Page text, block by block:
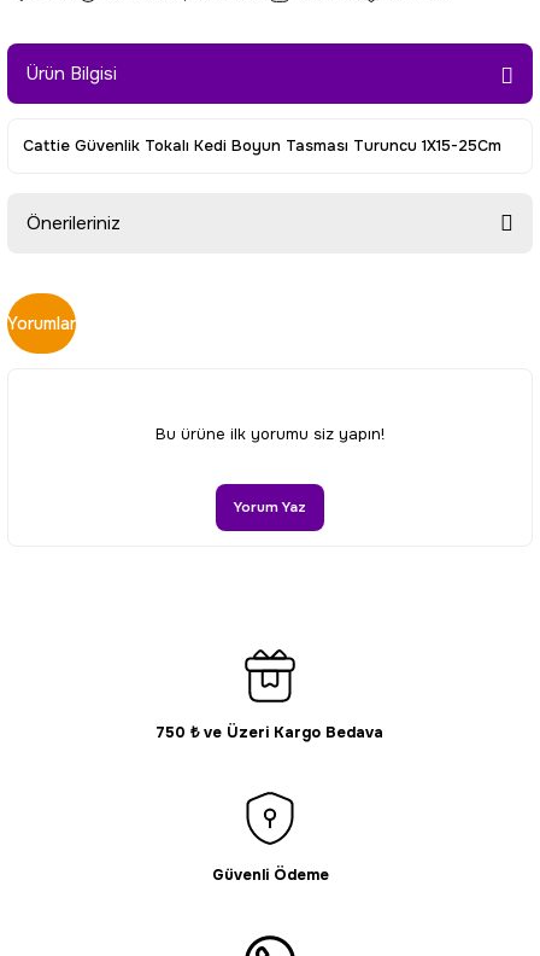
Ürün Bilgisi
Cattie Güvenlik Tokalı Kedi Boyun Tasması Turuncu 1X15-25Cm
Önerileriniz
Bu ürünün fiyat bilgisi, resim, ürün açıklamalarında ve diğer
konularda yetersiz gördüğünüz noktaları öneri formunu
kullanarak tarafımıza iletebilirsiniz.
Ürün resmi kalitesiz, bozuk veya görüntülenemiyor.
Ürün bilgilerinde hatalar bulunuyor.
Gönder
Yorumlar
Bu ürüne ilk yorumu siz yapın!
Yorum Yaz
750 ₺ ve Üzeri Kargo Bedava
Güvenli Ödeme